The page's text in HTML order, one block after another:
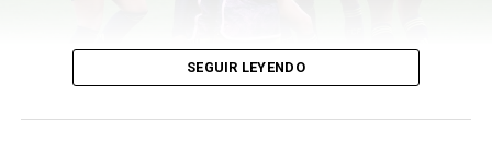
El último mundial disputado, se llevó a cabo en Francia y
SEGUIR LEYENDO